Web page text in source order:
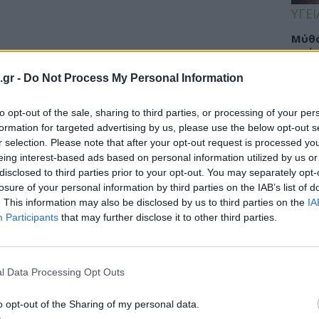
- Do Not Process My Personal Information
opt-out of the sale, sharing to third parties, or processing of your
for targeted advertising by us, please use the below opt-out
selection. Please note that after your opt-out request is processed
interest-based ads based on personal information utilized by us
to third parties prior to your opt-out. You may separately
of your personal information by third parties on the IAB’s list of
This information may also be disclosed by us to third parties on the
Participants that may further disclose it to other third parties.
Data Processing Opt Outs
opt-out of the Sharing of my personal data.
όσφρησης – Ποια η
όπως είναι οι διαταραχές
έναν πολύ σημαντικό παράγοντα